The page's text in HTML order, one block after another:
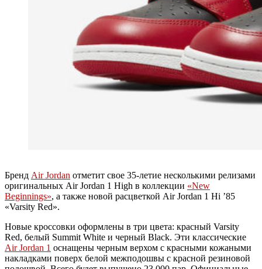
Бренд Air Jordan отметит свое 35-летие несколькими релизами
оригинальных Air Jordan 1 High в коллекции «New
Beginnings», а также новой расцветкой Air Jordan 1 Hi ’85
«Varsity Red».
Новые кроссовки оформлены в три цвета: красный Varsity
Red, белый Summit White и черный Black. Эти классические
Air Jordan 1 оснащены черным верхом с красными кожаными
накладками поверх белой межподошвы с красной резиновой